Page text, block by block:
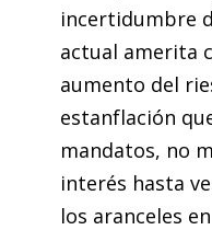
incertidumbre
actual amerita
aumento del
estanflación
mandatos, no
interés hasta
los aranceles